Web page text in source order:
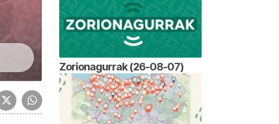
Zorionagurrak (26-08-07)